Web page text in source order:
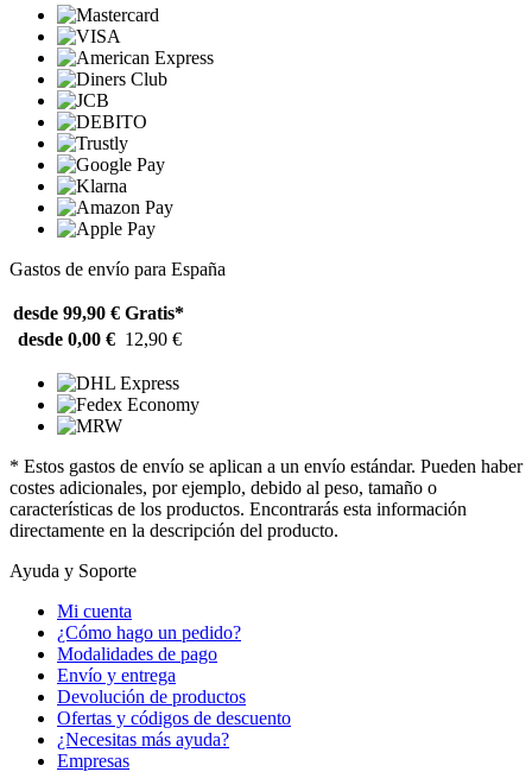
Gastos de envío para España
desde 99,90 € Gratis*
desde 0,00 € 12,90 €
* Estos gastos de envío se aplican a un envío estándar. Pueden haber
costes adicionales, por ejemplo, debido al peso, tamaño o
características de los productos. Encontrarás esta información
directamente en la descripción del producto.
Ayuda y Soporte
Mi cuenta
¿Cómo hago un pedido?
Modalidades de pago
Envío y entrega
Devolución de productos
Ofertas y códigos de descuento
¿Necesitas más ayuda?
Empresas